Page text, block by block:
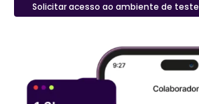
Solicitar acesso ao ambiente de teste